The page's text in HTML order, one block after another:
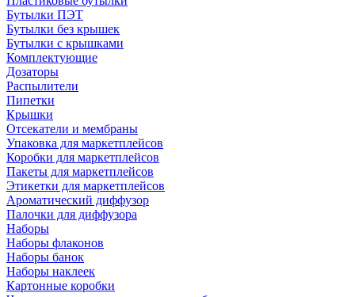
Бутылки ПЭТ
Бутылки без крышек
Бутылки с крышками
Комплектующие
Дозаторы
Распылители
Пипетки
Крышки
Отсекатели и мембраны
Упаковка для маркетплейсов
Коробки для маркетплейсов
Пакеты для маркетплейсов
Этикетки для маркетплейсов
Ароматический диффузор
Палочки для диффузора
Наборы
Наборы флаконов
Наборы банок
Наборы наклеек
Картонные коробки